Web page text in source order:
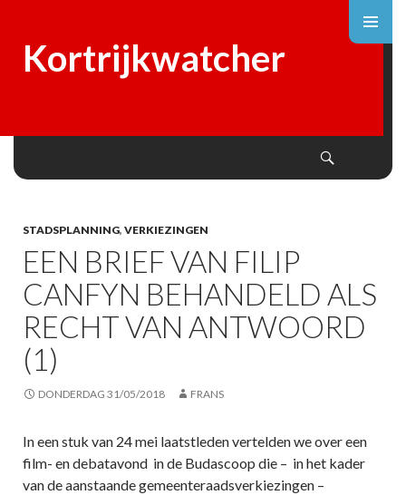
Kortrijkwatcher
STADSPLANNING, VERKIEZINGEN
EEN BRIEF VAN FILIP
CANFYN BEHANDELD ALS
RECHT VAN ANTWOORD
(1)
DONDERDAG 31/05/2018 FRANS
In een stuk van 24 mei laatstleden vertelden we over een
film- en debatavond in de Budascoop die – in het kader
van de aanstaande gemeenteraadsverkiezingen –